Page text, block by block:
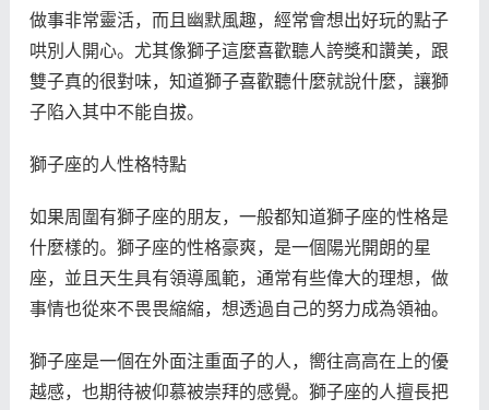
做事非常靈活，而且幽默風趣，經常會想出好玩的點子
哄別人開心。尤其像獅子這麼喜歡聽人誇獎和讚美，跟
雙子真的很對味，知道獅子喜歡聽什麼就說什麼，讓獅
子陷入其中不能自拔。
獅子座的人性格特點
如果周圍有獅子座的朋友，一般都知道獅子座的性格是
什麼樣的。獅子座的性格豪爽，是一個陽光開朗的星
座，並且天生具有領導風範，通常有些偉大的理想，做
事情也從來不畏畏縮縮，想透過自己的努力成為領袖。
獅子座是一個在外面注重面子的人，嚮往高高在上的優
越感，也期待被仰慕被崇拜的感覺。獅子座的人擅長把